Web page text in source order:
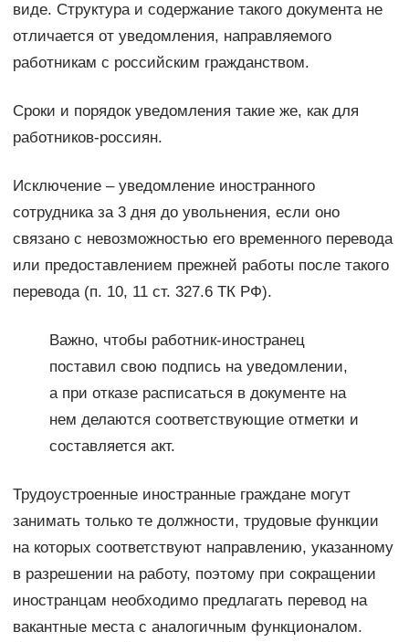
виде. Структура и содержание такого документа не
отличается от уведомления, направляемого
работникам с российским гражданством.
Сроки и порядок уведомления такие же, как для
работников-россиян.
Исключение – уведомление иностранного
сотрудника за 3 дня до увольнения, если оно
связано с невозможностью его временного перевода
или предоставлением прежней работы после такого
перевода (п. 10, 11 ст. 327.6 ТК РФ).
Важно, чтобы работник-иностранец
поставил свою подпись на уведомлении,
а при отказе расписаться в документе на
нем делаются соответствующие отметки и
составляется акт.
Трудоустроенные иностранные граждане могут
занимать только те должности, трудовые функции
на которых соответствуют направлению, указанному
в разрешении на работу, поэтому при сокращении
иностранцам необходимо предлагать перевод на
вакантные места с аналогичным функционалом.